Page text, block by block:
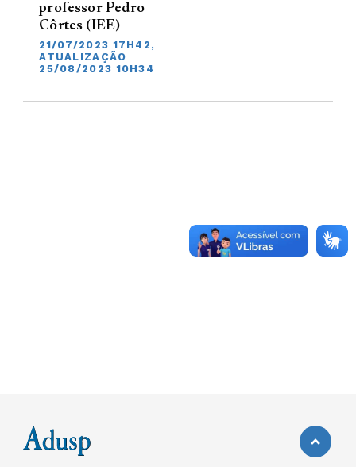
professor Pedro
Côrtes (IEE)
21/07/2023 17H42,
ATUALIZAÇÃO
25/08/2023 10H34